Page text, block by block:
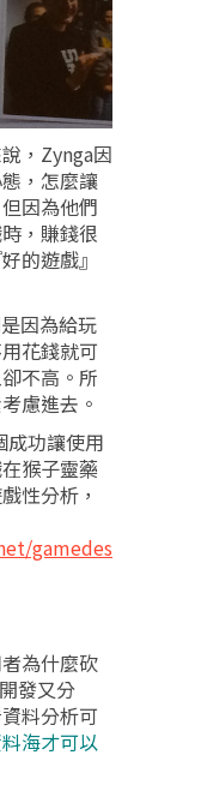
，Zynga因
，怎麼讓
因為他們
，賺錢很
的遊戲』
因為給玩
花錢就可
不高。所
慮進去。
功讓使用
猴子靈藥
性分析，
gamedes
為什麼砍
發又分
料分析可
海才可以